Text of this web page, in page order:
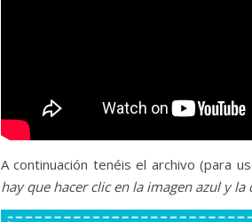
A continuación tenéis el archivo (para
hay que hacer clic en la imagen azul y